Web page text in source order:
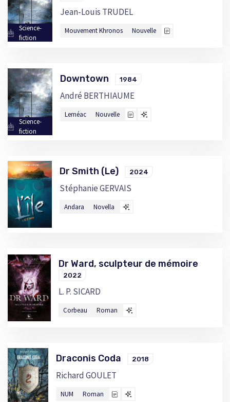
Science-
fiction
Jean-Louis TRUDEL
Mouvement Khronos Nouvelle
Science-
fiction
Downtown 1984
André BERTHIAUME
Leméac Nouvelle
Dr Smith (Le) 2024
Stéphanie GERVAIS
Andara Novella
Dr Ward, sculpteur de mémoire
2022
L. P. SICARD
Corbeau Roman
Draconis Coda 2018
Richard GOULET
NUM Roman